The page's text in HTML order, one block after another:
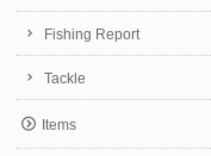
Fishing Report
Tackle
Items